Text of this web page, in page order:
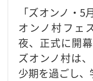
「ズオンノ・
オンノ村フェ
夜、正式に開
ズオンノ村は
少期を過ごし、